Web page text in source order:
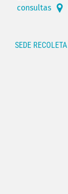
consultas
SEDE RECOLETA